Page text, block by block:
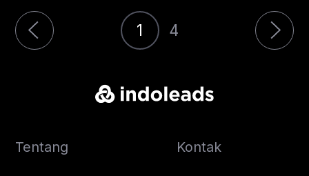
1 4
Tentang Kontak